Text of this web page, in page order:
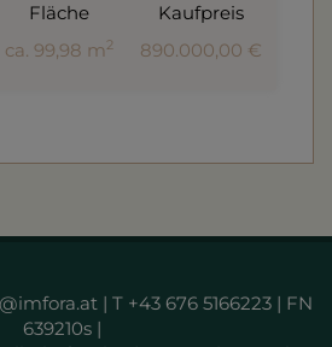
Fläche
ca. 99,98 m2
Kaufpreis
890.000,00 €
| T +43 676 5166223 | FN
639210s |